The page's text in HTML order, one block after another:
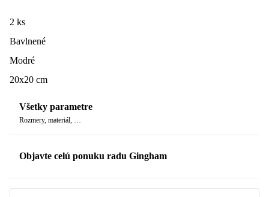
2 ks
Bavlnené
Modré
20x20 cm
Všetky parametre
Rozmery, materiál, …
Objavte celú ponuku radu Gingham